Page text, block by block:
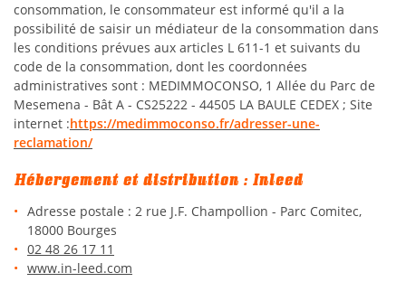
consommation, le consommateur est informé qu'il a la
possibilité de saisir un médiateur de la consommation dans
les conditions prévues aux articles L 611-1 et suivants du
code de la consommation, dont les coordonnées
administratives sont : MEDIMMOCONSO, 1 Allée du Parc de
Mesemena - Bât A - CS25222 - 44505 LA BAULE CEDEX ; Site
internet :https://medimmoconso.fr/adresser-une-
reclamation/
Hébergement et distribution : Inleed
Adresse postale : 2 rue J.F. Champollion - Parc Comitec,
18000 Bourges
02 48 26 17 11
www.in-leed.com